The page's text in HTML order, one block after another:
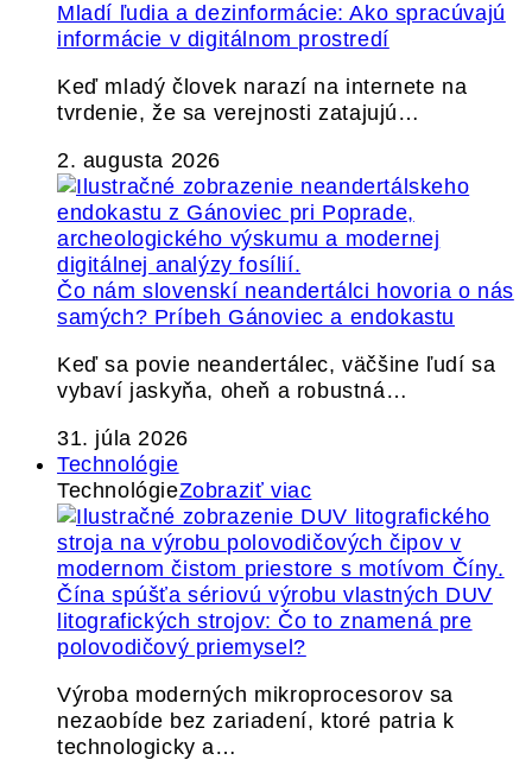
Mladí ľudia a dezinformácie: Ako spracúvajú
informácie v digitálnom prostredí
Keď mladý človek narazí na internete na
tvrdenie, že sa verejnosti zatajujú…
2. augusta 2026
Čo nám slovenskí neandertálci hovoria o nás
samých? Príbeh Gánoviec a endokastu
Keď sa povie neandertálec, väčšine ľudí sa
vybaví jaskyňa, oheň a robustná…
31. júla 2026
Technológie
TechnológieZobraziť viac
Čína spúšťa sériovú výrobu vlastných DUV
litografických strojov: Čo to znamená pre
polovodičový priemysel?
Výroba moderných mikroprocesorov sa
nezaobíde bez zariadení, ktoré patria k
technologicky a…